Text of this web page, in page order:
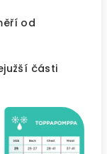
od
části